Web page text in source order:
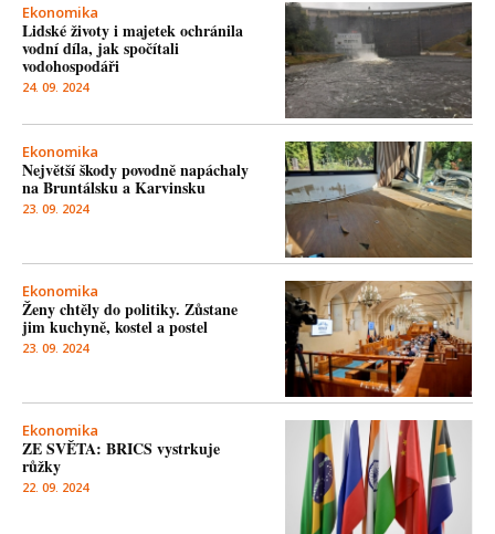
Ekonomika
Lidské životy i majetek ochránila
vodní díla, jak spočítali
vodohospodáři
24. 09. 2024
Ekonomika
Největší škody povodně napáchaly
na Bruntálsku a Karvinsku
23. 09. 2024
Ekonomika
Ženy chtěly do politiky. Zůstane
jim kuchyně, kostel a postel
23. 09. 2024
Ekonomika
ZE SVĚTA: BRICS vystrkuje
růžky
22. 09. 2024